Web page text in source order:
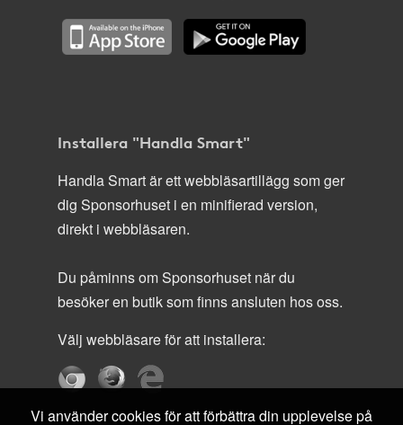
Installera "Handla Smart"
Handla Smart är ett webbläsartillägg som ger
dig Sponsorhuset i en minifierad version,
direkt i webbläsaren.
Du påminns om Sponsorhuset när du
besöker en butik som finns ansluten hos oss.
Välj webbläsare för att installera:
Vi använder cookies för att förbättra din upplevelse på